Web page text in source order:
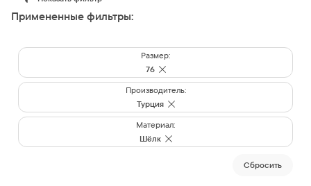
Примененные фильтры:
Размер:
76
Производитель:
Турция
Материал:
Шёлк
Cбросить